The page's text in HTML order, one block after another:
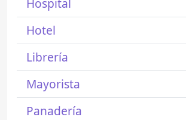
Hospital
Hotel
Librería
Mayorista
Panadería